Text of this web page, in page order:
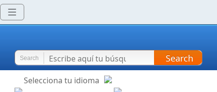
Search Search
Selecciona tu idioma